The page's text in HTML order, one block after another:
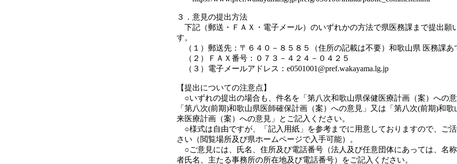
３．意見の提出方法
下記（郵送・ＦＡＸ・電子メール）のいずれかの方法で県医務課まで提出願
す。
（１）郵送先：〒６４０－８５８５（住所の記載は不要）和歌山県 医務課あ
（２）ＦＡＸ番号：０７３－４２４－０４２５
（３）電子メールアドレス：e0501001@pref.wakayama.lg.jp
【提出についての注意点】
○いずれの提出の場合も、件名を「第八次和歌山県保健医療計画（案）への意
「第八次(前期)和歌山県医師確保計画（案）への意見」又は「第八次(前期)和歌
来医療計画（案）への意見」とご記入ください。
○様式は自由ですが、「記入用紙」を参考までに用意しておりますので、ご
さい（閲覧場所及び県ホームページで入手可能）。
○ご意見には、氏名、住所及び電話番号（法人及び任意団体にあっては、名
者氏名、主たる事務所の所在地及び電話番号）をご記入ください。